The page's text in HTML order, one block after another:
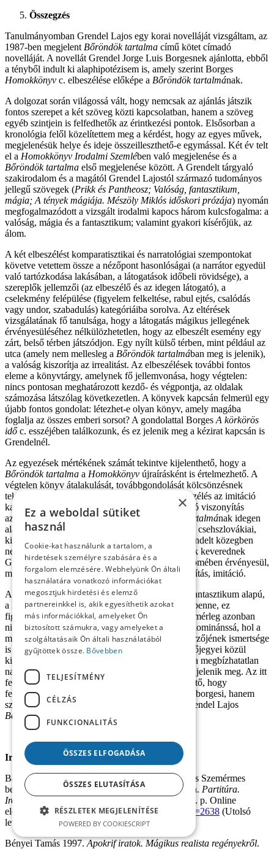
Összegzés
Tanulmányomban Grendel Lajos egy korai novelláját vizsgáltam, az
1987-ben megjelent Bőröndök tartalma című kötet címadó
novelláját. A novellát Grendel Jorge Luis Borgesnek ajánlotta, ebből
a tényből indult ki alaphipotézisem is, amely szerint Borges
Homokkönyv c. elbeszélése előképe a Bőröndök tartalmának.
A dolgozat során világossá vált, hogy nemcsak az ajánlás játszik
fontos szerepet a két szöveg közti kapcsolatban, hanem a szöveg
egyéb szintjein is felfedhetők az érintkezési pontok. Elsősorban a
kronológia felől közelítettem meg a kérdést, hogy az egyes művek,
megjelenésük helye és ideje összeilleszthető-e egymással. Két év telt
el a Homokkönyv Irodalmi Szemlében való megjelenése és a
Bőröndök tartalma első megjelenése között. A Grendelt tárgyaló
szakirodalom és a magától Grendel Lajostól származó tudományos
jellegű szövegek (Prikk és Pantheosz; Valóság, fantasztikum,
mágia; A tények mágiája. Mészöly Miklós időskori prózája) nyomán
megfogalmazódott a vizsgált irodalmi kapocs három kulcsfogalma: a
valóság, mágia és a fantasztikum; valamint gyakori kísérőjük, az
álom.
A két elbeszélést komparatisztikai és narratológiai szempontokat
követve vetettem össze a nézőpont hasonlóságai (a narrátor egyedül
való tartózkodása lakásában, a látogatások időbeli rövidsége), a
szereplők jellemzői (az elbeszélő és az idegen látogató), a
cselekmény felépülése (figyelem felkeltése, rabul ejtés, csalódás
vagy undor, szabadulás) kategóriáiba sorolva. Az eltérések
vizsgálatának fő tanulsága, hogy a látogatás mágikus jellegének
érvényesüléséhez nélkülözhetetlen, hogy az elbeszélt esemény egy
zárt, belső térben játszódjon. Egy nyílt külső térben, mint például az
utca (amely nem mellesleg a Bőröndök tartalmában meg is jelenik),
a valóság kiszorítja az irrealitást. Az elbeszélések további fontos
eleme a könyvtárgy, amelynek fő jellemvonása, hogy végtelen:
nincs pontosan meghatározott kezdő- és végpontja, az oldalak
számozása látszólag következetlen. A könyvek kapcsán felmerül egy
újabb fontos gondolat: létezhet-e olyan könyv, amely magába
foglalja az összes emberi sorsot? A gondolattal Borges A körkörös
időc. esszéjében találkozunk, és ez jelenik meg a kézirat kapcsán is
Grendelnél.
Az egyezések mértékének számát tekintve kijelenthető, hogy a
Bőröndök tartalma a Homokkönyv újraírásként is értelmezhető. A
végtelen könyv átalakulását, továbbgondolását kölcsönzésnek
tekintem, a cselekményszál követésében az elbeszélés az imitáció
kategóriája felé mozdul el. A forrásszöveghez való viszonyítás
azonban nem ennyire egyértelmű, a
Bőröndök tartalmának idegen
alakja már-már borgesi paródiának tűnik, egyfajta csehszlovákiai,
kisebbségi magyar Borgesnek, aki a számára kirendelt közegben
nem tud érvényesülni. Különböző recepcióformák keverednek
Grendel elbeszélésében, ami azonban a szöveg zömében érvényesül,
mivel a cselekmény uralja a szöveget, az a hasonlítás, imitáció.
A mágikus realizmus megközelítése Grendelnél fantasztikum alapú,
a különös és csodás minőségek keveredését látja benne, ez
figyelhető meg a vizsgált novellák esetében is. A mérleg azonban
nincs egyensúlyban, hol az egyik minőség válik dominánssá, hol a
másik. Ettől elválaszthatatlan a könyvtárgyak szerzőjének ismertsége
is (ismert vagy anonim). Az elbeszélések ismertetőjegyei közül
kitűnik az elbizonytalanító funkció, ami egyrészt a megbízhatatlan
narrátor esetében, másrészt az olvasói élményben jelenik meg. Az itt
felsorolt kapcsolódási pontok fényében kijelenthető, hogy
feltételezésem megalapozott. Nemcsak az ajánlás borgesi, hanem
számtalan egyéb borgesi mintázat jelenik meg Grendel Lajos
Bőröndök tartalma
c. elbeszélésében.
Irodalom
Bárczi Zsófia 2013. A fantasztikum Grendel Lajos Szemérmes
beszámoló egy álom közepéről című novellájában. Partitúra.
Irodalomtudományi folyóirat
, 8. évf. 1. sz. 85–91. p. Online
elérhető:http://www.partitura.fss.ukf.sk/?page_id=2638 (Utolsó
letöltés: 2023. február 2.)
Bényei Tamás 1997.Apokrif iratok. Mágikus realista regényekről.
×
Ez a weboldal sütiket
használ
Cookie-kat használunk a tartalom, a
hirdetések személyre szabására és a
forgalom elemzésére. Webhelyünk Ön általi
használatára vonatkozó információkat
megosztjuk hirdetési és elemző
partnereinkkel is, akik egyesíthetik azokat
más információkkal, amelyeket Ön
biztosított számukra, vagy amelyeket a
szolgáltatásaik Ön általi használatából
gyűjtöttek össze. Bővebben
TELJESÍTMÉNY
CÉLZÁS
FUNKCIONALITÁS
ÖSSZES ELFOGADÁSA
ÖSSZES ELUTASÍTÁSA
RÉSZLETEK MEGJELENÍTÉSE
POWERED BY COOKIESCRIPT